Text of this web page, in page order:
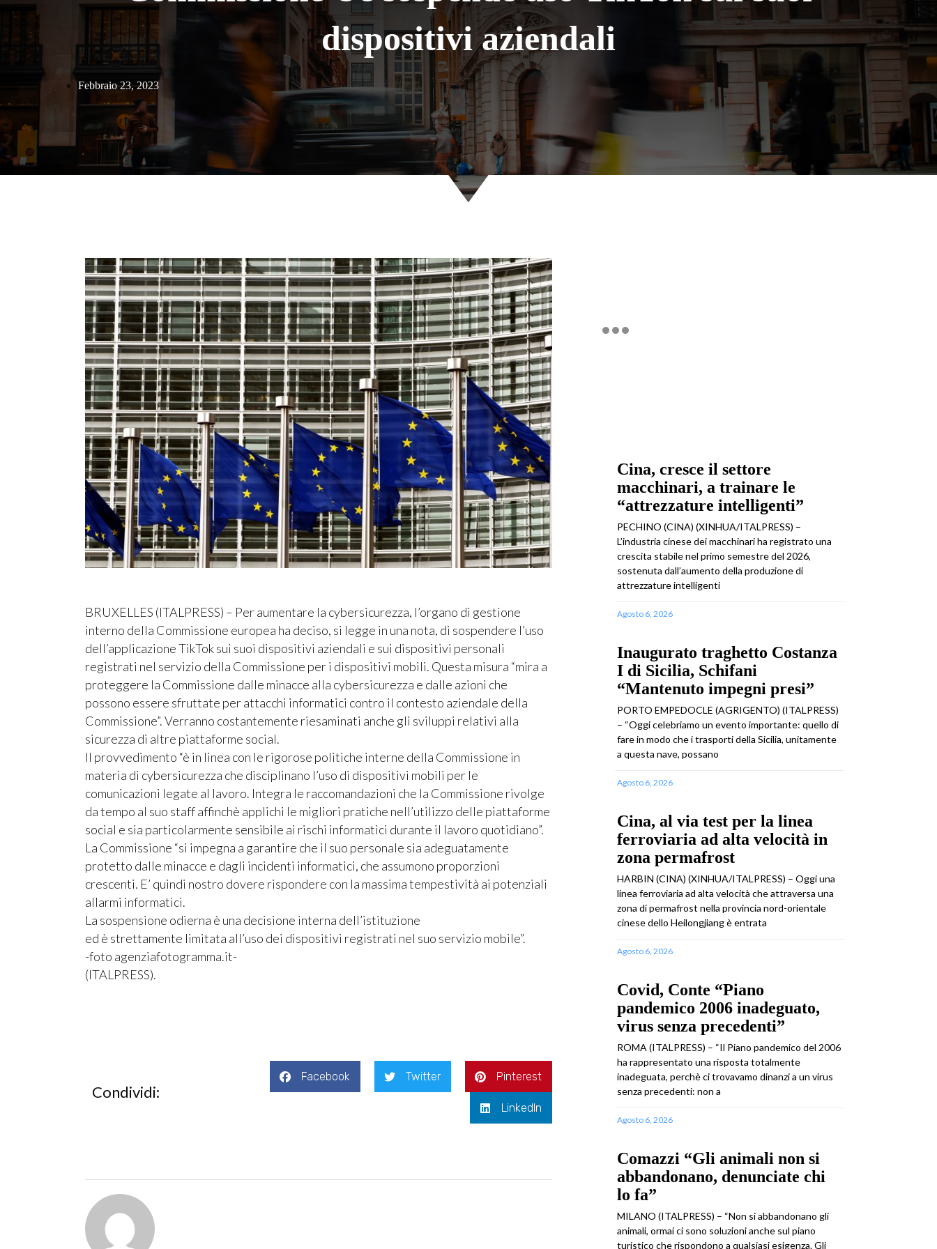
dispositivi aziendali
Febbraio 23, 2023
BRUXELLES (ITALPRESS) – Per aumentare la cybersicurezza, l’organo di gestione
interno della Commissione europea ha deciso, si legge in una nota, di sospendere l’uso
dell’applicazione TikTok sui suoi dispositivi aziendali e sui dispositivi personali
registrati nel servizio della Commissione per i dispositivi mobili. Questa misura “mira a
proteggere la Commissione dalle minacce alla cybersicurezza e dalle azioni che
possono essere sfruttate per attacchi informatici contro il contesto aziendale della
Commissione”. Verranno costantemente riesaminati anche gli sviluppi relativi alla
sicurezza di altre piattaforme social.
Il provvedimento “è in linea con le rigorose politiche interne della Commissione in
materia di cybersicurezza che disciplinano l’uso di dispositivi mobili per le
comunicazioni legate al lavoro. Integra le raccomandazioni che la Commissione rivolge
da tempo al suo staff affinchè applichi le migliori pratiche nell’utilizzo delle piattaforme
social e sia particolarmente sensibile ai rischi informatici durante il lavoro quotidiano”.
La Commissione “si impegna a garantire che il suo personale sia adeguatamente
protetto dalle minacce e dagli incidenti informatici, che assumono proporzioni
crescenti. E’ quindi nostro dovere rispondere con la massima tempestività ai potenziali
allarmi informatici.
La sospensione odierna è una decisione interna dell’istituzione
ed è strettamente limitata all’uso dei dispositivi registrati nel suo servizio mobile”.
-foto agenziafotogramma.it-
(ITALPRESS).
Condividi:
Facebook Twitter Pinterest
LinkedIn
Cina, cresce il settore
macchinari, a trainare le
“attrezzature intelligenti”
PECHINO (CINA) (XINHUA/ITALPRESS) –
L’industria cinese dei macchinari ha registrato una
crescita stabile nel primo semestre del 2026,
sostenuta dall’aumento della produzione di
attrezzature intelligenti
Agosto 6, 2026
Inaugurato traghetto Costanza
I di Sicilia, Schifani
“Mantenuto impegni presi”
PORTO EMPEDOCLE (AGRIGENTO) (ITALPRESS)
– “Oggi celebriamo un evento importante: quello di
fare in modo che i trasporti della Sicilia, unitamente
a questa nave, possano
Agosto 6, 2026
Cina, al via test per la linea
ferroviaria ad alta velocità in
zona permafrost
HARBIN (CINA) (XINHUA/ITALPRESS) – Oggi una
linea ferroviaria ad alta velocità che attraversa una
zona di permafrost nella provincia nord-orientale
cinese dello Heilongjiang è entrata
Agosto 6, 2026
Covid, Conte “Piano
pandemico 2006 inadeguato,
virus senza precedenti”
ROMA (ITALPRESS) – “Il Piano pandemico del 2006
ha rappresentato una risposta totalmente
inadeguata, perchè ci trovavamo dinanzi a un virus
senza precedenti: non a
Agosto 6, 2026
Comazzi “Gli animali non si
abbandonano, denunciate chi
lo fa”
MILANO (ITALPRESS) – “Non si abbandonano gli
animali, ormai ci sono soluzioni anche sul piano
turistico che rispondono a qualsiasi esigenza. Gli